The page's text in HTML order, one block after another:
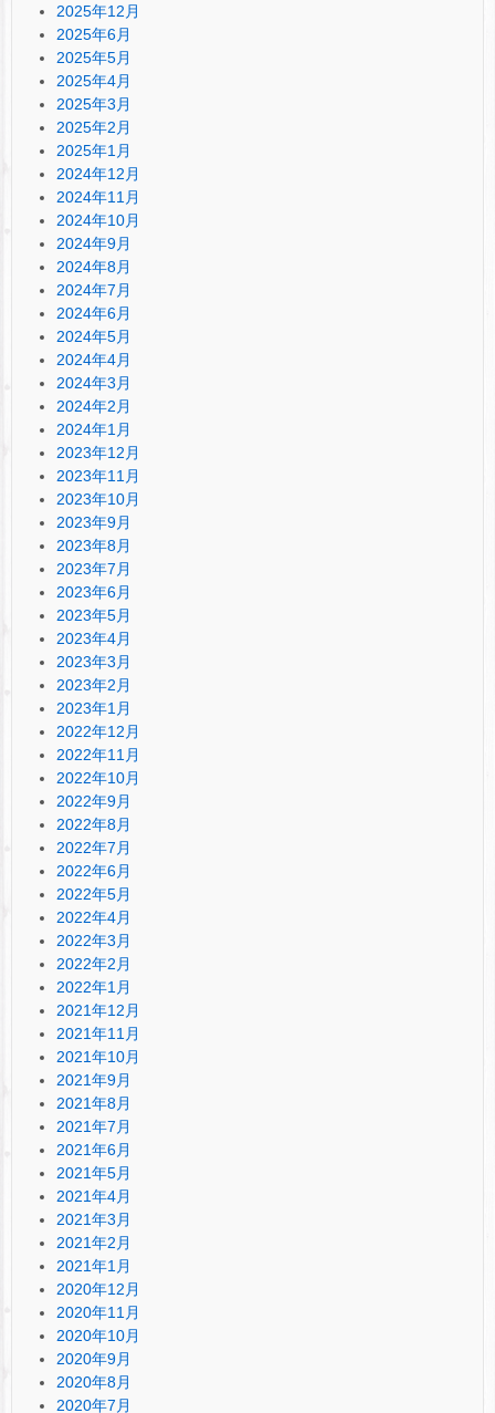
2025年12月
2025年6月
2025年5月
2025年4月
2025年3月
2025年2月
2025年1月
2024年12月
2024年11月
2024年10月
2024年9月
2024年8月
2024年7月
2024年6月
2024年5月
2024年4月
2024年3月
2024年2月
2024年1月
2023年12月
2023年11月
2023年10月
2023年9月
2023年8月
2023年7月
2023年6月
2023年5月
2023年4月
2023年3月
2023年2月
2023年1月
2022年12月
2022年11月
2022年10月
2022年9月
2022年8月
2022年7月
2022年6月
2022年5月
2022年4月
2022年3月
2022年2月
2022年1月
2021年12月
2021年11月
2021年10月
2021年9月
2021年8月
2021年7月
2021年6月
2021年5月
2021年4月
2021年3月
2021年2月
2021年1月
2020年12月
2020年11月
2020年10月
2020年9月
2020年8月
2020年7月